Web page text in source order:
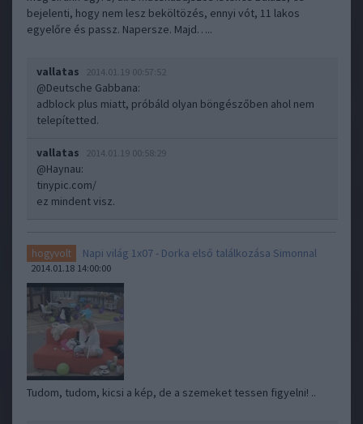
bejelenti, hogy nem lesz beköltözés, ennyi vót, 11 lakos
egyelőre és passz. Napersze. Majd…..
vallatas 2014.01.19 00:57:52
@Deutsche Gabbana:
adblock plus miatt, próbáld olyan böngészőben ahol nem
telepítetted.
vallatas 2014.01.19 00:58:29
@Haynau:
tinypic.com/
ez mindent visz.
hogyvolt Napi világ 1x07 - Dorka első találkozása Simonnal
2014.01.18 14:00:00
Tudom, tudom, kicsi a kép, de a szemeket tessen figyelni! ..